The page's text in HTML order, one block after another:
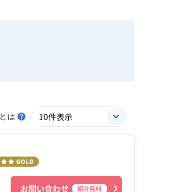
とは
お問い合わせ 紹介無料